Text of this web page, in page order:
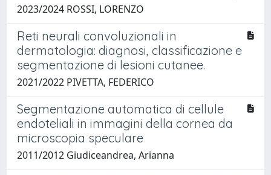
2023/2024 ROSSI, LORENZO
Reti neurali convoluzionali in
dermatologia: diagnosi, classificazione e
segmentazione di lesioni cutanee.
2021/2022 PIVETTA, FEDERICO
Segmentazione automatica di cellule
endoteliali in immagini della cornea da
microscopia speculare
2011/2012 Giudiceandrea, Arianna